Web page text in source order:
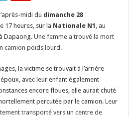
midi du dimanche 28
17 heures, sur la Nationale N1 , au
à Dapaong.Une femme a trouvé la mort
camion poids lourd.
la victime se trouvait à l’arrière
avec leur enfant également
encore floues, elle aurait chuté
percutée par le camion.Leur
transporté vers un centre de